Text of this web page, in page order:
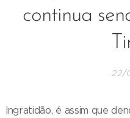
continua
22/
Ingratidão, é assim que